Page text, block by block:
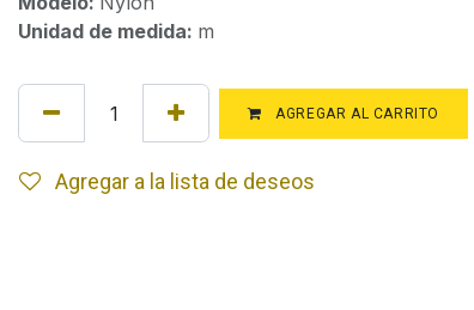
Unidad de medida: m
AGREGAR AL CARRITO
Agregar a la lista de deseos